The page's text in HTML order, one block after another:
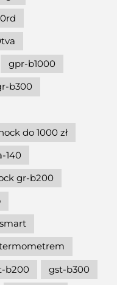
gpr-b1000
b300
do 1000 zł
140
gr-b200
b200
gst-b300